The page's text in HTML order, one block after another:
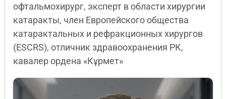
офтальмохирург, эксперт в области хирургии
катаракты, член Европейского общества
катарактальных и рефракционных хирургов
(ESCRS), отличник здравоохранения РК,
кавалер ордена «Кұрмет»